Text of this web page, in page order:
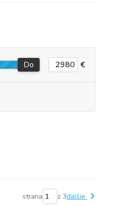
Do €
strana z 3ďalšie